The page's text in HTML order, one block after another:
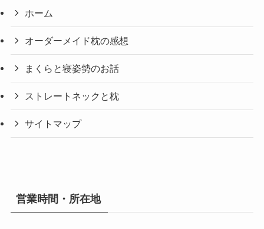
ホーム
オーダーメイド枕の感想
まくらと寝姿勢のお話
ストレートネックと枕
サイトマップ
営業時間・所在地